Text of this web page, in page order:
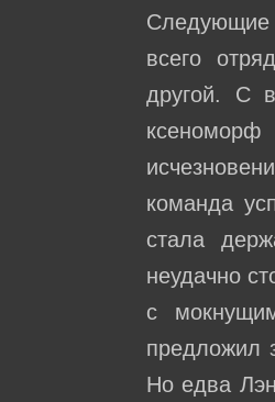
Следующие
всего
другой. С
ксеноморф
команда
стала
неудачно
с
предложил
Но едва